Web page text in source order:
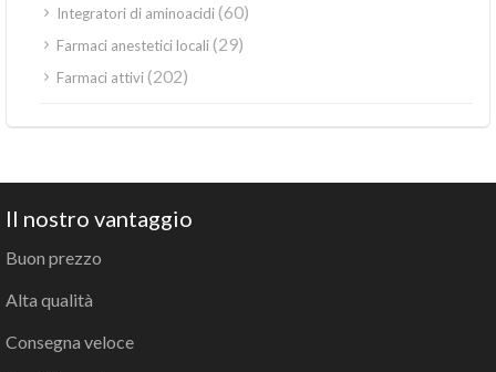
Integratori di aminoacidi(60)
Farmaci anestetici locali(29)
Farmaci attivi(202)
Il nostro vantaggio
Buon prezzo
Alta qualità
Consegna veloce